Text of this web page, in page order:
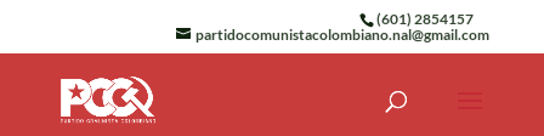
(601) 2854157
partidocomunistacolombiano.nal@gmail.com